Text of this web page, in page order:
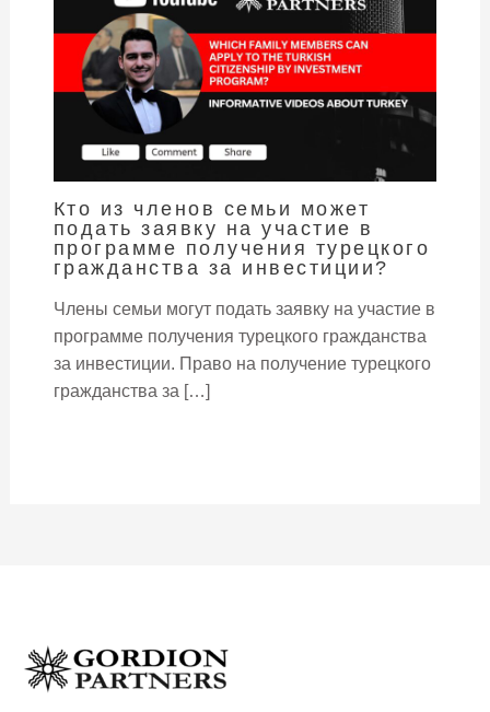
Кто из членов семьи может
подать заявку на участие в
программе получения турецкого
гражданства за инвестиции?
Члены семьи могут подать заявку на участие в
программе получения турецкого гражданства
за инвестиции. Право на получение турецкого
гражданства за […]